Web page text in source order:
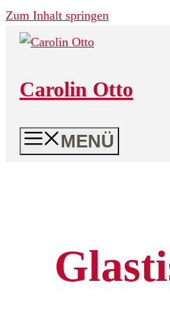
Zum Inhalt springen
Carolin Otto
MENÜ